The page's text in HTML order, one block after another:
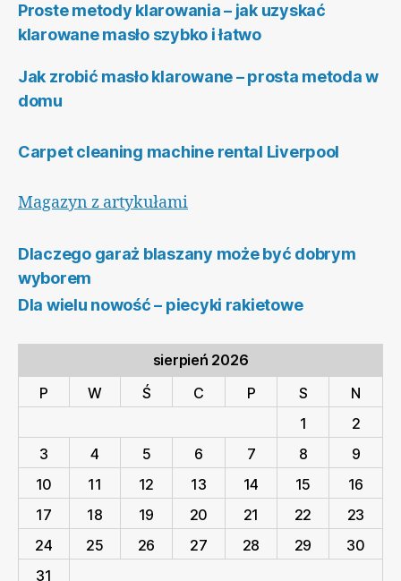
Proste metody klarowania – jak uzyskać
klarowane masło szybko i łatwo
Jak zrobić masło klarowane – prosta metoda w
domu
Carpet cleaning machine rental Liverpool
Magazyn z artykułami
Dlaczego garaż blaszany może być dobrym
wyborem
Dla wielu nowość – piecyki rakietowe
sierpień 2026
P
W Ś C P S
N
1
2
3
4 5 6 7 8
9
10
11 12 13 14 15
16
17
18 19 20 21 22
23
24
25 26 27 28 29
30
31